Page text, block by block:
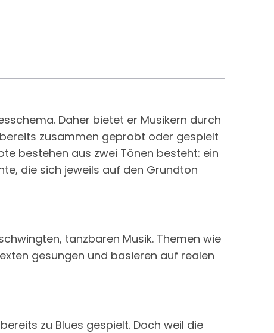
Daher bietet er Musikern durch
zusammen geprobt oder gespielt
bestehen aus zwei Tönen besteht: ein
die sich jeweils auf den Grundton
tanzbaren Musik. Themen wie
gesungen und basieren auf realen
zu Blues gespielt. Doch weil die